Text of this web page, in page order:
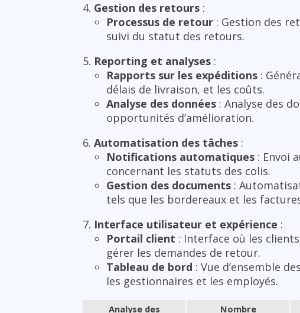
Gestion des retours :
Processus de retour : Gestion des
suivi du statut des retours.
Reporting et analyses :
Rapports sur les expéditions :
délais de livraison, et les coûts.
Analyse des données : Analyse des
opportunités d’amélioration.
Automatisation des tâches :
Notifications automatiques : Envoi
concernant les statuts des colis.
Gestion des documents :
tels que les bordereaux et les
Interface utilisateur et expérience :
Portail client : Interface où les
gérer les demandes de retour.
Tableau de bord : Vue d’ensemble
les gestionnaires et les employés.
Analyse des
Nombre